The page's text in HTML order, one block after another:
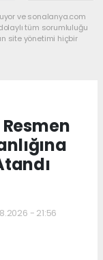
ve sonalanya.com
tüm sorumluluğu
site yönetimi hiçbir
- 21:56